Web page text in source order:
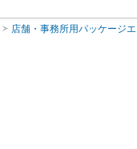
店舗・事務所用パッケージ